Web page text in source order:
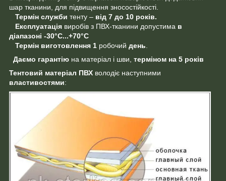
шар тканини, для підвищення зносостійкості.
Термін служби тенту – від 7 до 10 років.
Експлуатація виробів з ПВХ-тканини допустима в
діапазоні -30°C...+70°C
Термін виготовлення 1 робочий день
Даємо гарантію на матеріал і шви, терміном на 5 років
Тентовий матеріал ПВХ володіє наступними
властивостями: